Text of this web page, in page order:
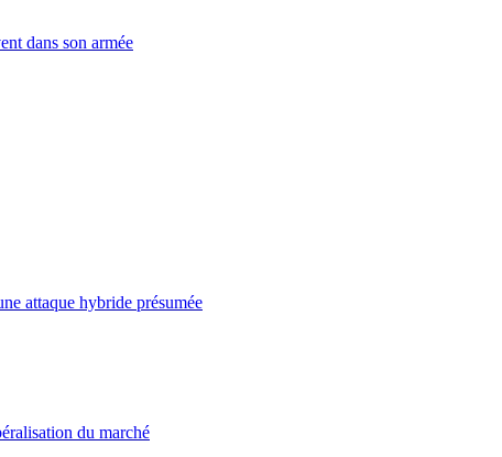
dans son armée
attaque hybride présumée
du marché